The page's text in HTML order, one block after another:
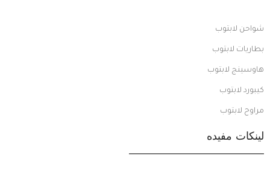
شواحن لابتوب
بطاريات لابتوب
هاوسينج لابتوب
كيبورد لابتوب
مراوح لابتوب
لينكات مفيده